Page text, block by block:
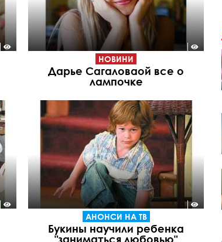
НОВИНИ
Дарье Сагаловаой все о
лампочке
АНОНСИ НА ТВ
Букины научили ребенка
"заниматься любовью"